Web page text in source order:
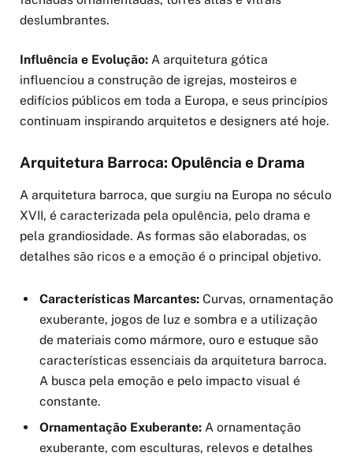
deslumbrantes.
Influência e Evolução: A arquitetura gótica
influenciou a construção de igrejas, mosteiros e
edifícios públicos em toda a Europa, e seus princípios
continuam inspirando arquitetos e designers até hoje.
Arquitetura Barroca: Opulência e Drama
A arquitetura barroca, que surgiu na Europa no século
XVII, é caracterizada pela opulência, pelo drama e
pela grandiosidade. As formas são elaboradas, os
detalhes são ricos e a emoção é o principal objetivo.
Características Marcantes: Curvas, ornamentação
exuberante, jogos de luz e sombra e a utilização
de materiais como mármore, ouro e estuque são
características essenciais da arquitetura barroca.
A busca pela emoção e pelo impacto visual é
constante.
Ornamentação Exuberante: A ornamentação
exuberante, com esculturas, relevos e detalhes